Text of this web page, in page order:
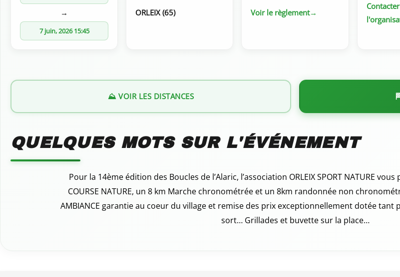
→
7 juin, 2026 15:45
ORLEIX (65) Voir le règlement
Contacter
⛰️ VOIR LES DISTANCES
QUELQUES MOTS SUR L'ÉVÉNEMENT
Pour la 14ème édition des Boucles de l’Alaric, l’association ORLEIX SPORT NATURE
COURSE NATURE, un 8 km Marche chronométrée et un 8km randonnée non
AMBIANCE garantie au coeur du village et remise des prix exceptionnellement dotée tant
sort… Grillades et buvette sur la place…